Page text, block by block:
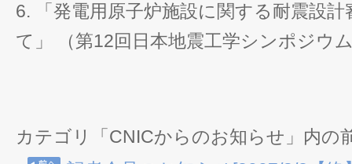
6. 「発電用原子炉施設に関する耐震設
て」 （第12回日本地震工学シンポジウ
カテゴリ「CNICからのお知らせ」内の